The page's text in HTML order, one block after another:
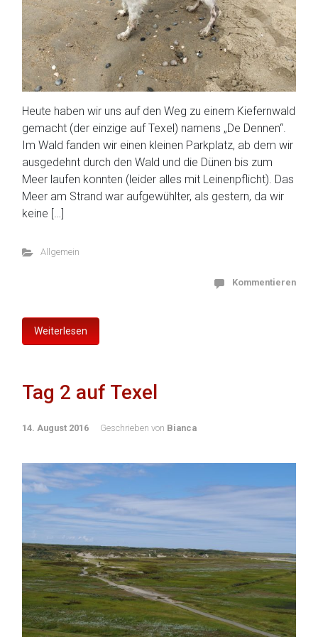
Heute haben wir uns auf den Weg zu einem Kiefernwald
gemacht (der einzige auf Texel) namens „De Dennen“.
Im Wald fanden wir einen kleinen Parkplatz, ab dem wir
ausgedehnt durch den Wald und die Dünen bis zum
Meer laufen konnten (leider alles mit Leinenpflicht). Das
Meer am Strand war aufgewühlter, als gestern, da wir
keine […]
Allgemein
Kommentieren
Weiterlesen
Tag 2 auf Texel
14. August 2016 Geschrieben von Bianca